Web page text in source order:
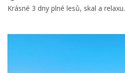
Krásné 3 dny plné lesů, skal a relaxu.